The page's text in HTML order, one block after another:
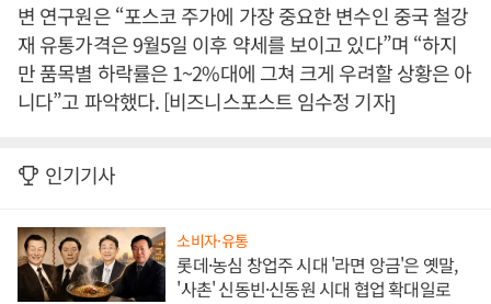
변 연구원은 “포스코 주가에 가장 중요한 변수인 중국 철강
재 유통가격은 9월5일 이후 약세를 보이고 있다”며 “하지
만 품목별 하락률은 1~2%대에 그쳐 크게 우려할 상황은 아
니다”고 파악했다. [비즈니스포스트 임수정 기자]
인기기사
소비자·유통
롯데·농심 창업주 시대 '라면 앙금'은 옛말,
'사촌' 신동빈·신동원 시대 협업 확대일로